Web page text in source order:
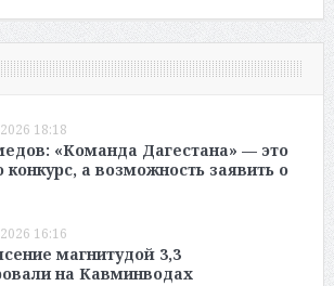
18:18
«Команда Дагестана» — это
конкурс, а возможность заявить о
16:16
магнитудой 3,3
на Кавминводах